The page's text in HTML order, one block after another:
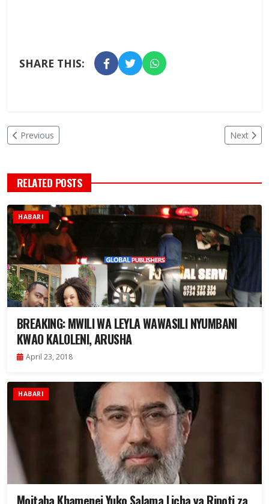
SHARE THIS:
Previous Next
RELATED POSTS
HABARI
BREAKING: MWILI WA LEYLA WAWASILI NYUMBANI
KWAO KALOLENI, ARUSHA
April 23, 2018
HABARI